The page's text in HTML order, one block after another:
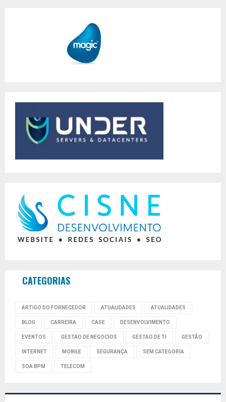
CATEGORIAS
ARTIGO DO FORNECEDOR ATUALIDADES ATUALIDADES
BLOG CARREIRA CASE DESENVOLVIMENTO
EVENTOS GESTAO DE NEGOCIOS GESTAO DE TI GESTÃO
INTERNET MOBILE SEGURANÇA SEM CATEGORIA
SOA BPM TELECOM